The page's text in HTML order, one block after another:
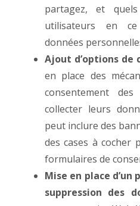
partagez, et
utilisateurs en
données
Ajout d’options de
en place des
consentement
collecter leurs
peut inclure des
des cases à cocher
formulaires de
Mise en place d’un
suppression des